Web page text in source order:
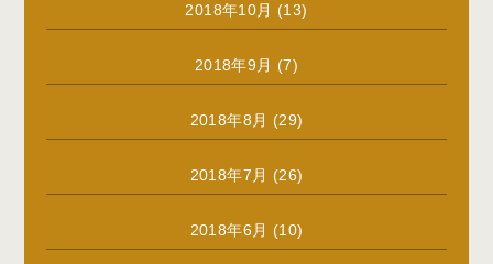
2018年10月 (13)
2018年9月 (7)
2018年8月 (29)
2018年7月 (26)
2018年6月 (10)